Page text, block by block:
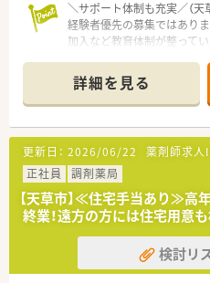
用、さらには敷金礼金まで会
■2027年4月の開院に向け
ので、新しい環境で自身の理
＼サポート体制も充実／（天
経験者優先の募集ではあり
加入など教育体制が整って
＊
【店舗情報と応需状況について
■最寄り駅や駅からの距離
しており車での通勤が非常
■応需科目は近隣の皮膚科
らに内科や小児科など幅広い
■処方箋は1日に70枚から80
勤薬剤師が在籍して対応に
【募集背景と求める人物像に
■管理薬剤師が定期的な交
を支えていただける正社員
■調剤業務の経験がある方
詳細を見る
更新日： 2026/06/22 薬剤師求人
正社員
調剤薬局
【天草市】≪住宅手当あり≫高
終業！遠方の方には住宅用意
検討リ